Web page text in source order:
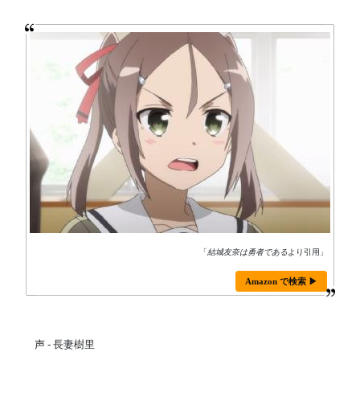
「結城友奈は勇者であるより引用」
Amazon で検索 ▶
声 - 長妻樹里